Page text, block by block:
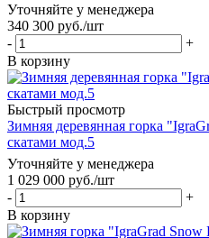
Уточняйте у менеджера
340 300 руб./шт
-
+
В корзину
Быстрый просмотр
Зимняя деревянная горка
скатами мод.5
Уточняйте у менеджера
1 029 000 руб./шт
-
+
В корзину